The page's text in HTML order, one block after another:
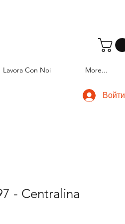
Lavora Con Noi More...
Войти
- Centralina